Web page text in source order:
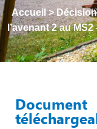
Accueil>
l’avenant 2 au
Document